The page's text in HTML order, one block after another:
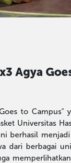
Agya
to Campus"
Universitas
berhasil
dari berbagai